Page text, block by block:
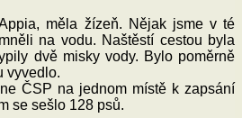
měla žízeň. Nějak jsme v té
na vodu. Naštěstí cestou byla
dvě misky vody. Bylo poměrně
vyvedlo.
ČSP na jednom místě k zapsání
se sešlo 128 psů.